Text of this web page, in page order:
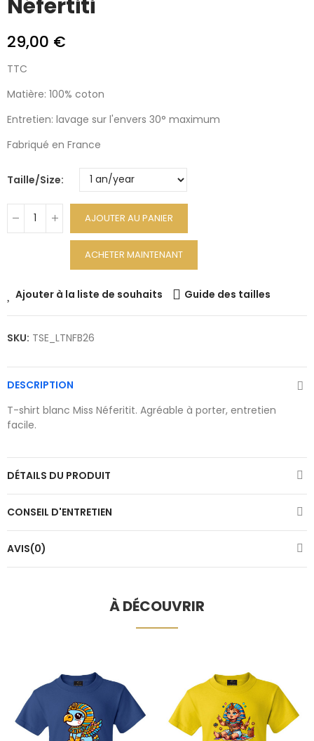
Néfertiti
29,00 €
TTC
Matière: 100% coton
Entretien: lavage sur l'envers 30° maximum
Fabriqué en France
Taille/Size
AJOUTER AU PANIER
ACHETER MAINTENANT
Ajouter à la liste de souhaits Guide des tailles
SKU: TSE_LTNFB26
DESCRIPTION
T-shirt blanc Miss Néferitit. Agréable à porter, entretien
facile.
DÉTAILS DU PRODUIT
CONSEIL D'ENTRETIEN
AVIS(0)
À DÉCOUVRIR